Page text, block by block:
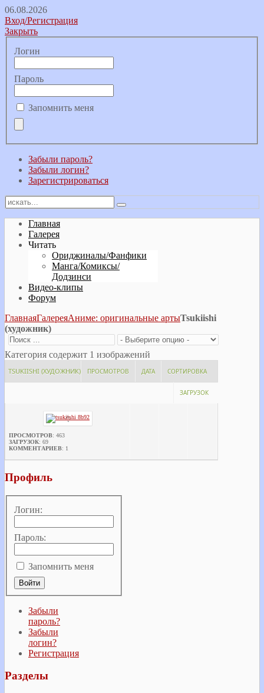
06.08.2026
Вход/Регистрация
Закрыть
Логин
Пароль
Запомнить меня
Забыли пароль?
Забыли логин?
Зарегистрироваться
Главная
Галерея
Читать
Ориджиналы/Фанфики
Манга/Комиксы/
Додзинси
Видео-клипы
Форум
ГлавнаяГалереяАниме: оригинальные артыTsukiishi
(художник)
Категория содержит 1 изображений
TSUKIISHI (ХУДОЖНИК) СОРТИРОВКА
ДАТА
ПРОСМОТРОВ
ЗАГРУЗОК
ПРОСМОТРОВ: 463
ЗАГРУЗОК: 69
КОММЕНТАРИЕВ: 1
Профиль
Логин:
Пароль:
Запомнить меня
Забыли
пароль?
Забыли
логин?
Регистрация
Разделы